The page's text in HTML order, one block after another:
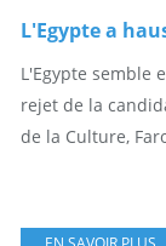
L'Egypte semble
rejet de la
de la Culture,